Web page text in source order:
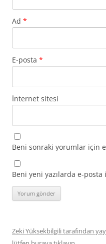
Ad *
E-posta *
İnternet sitesi
Beni sonraki yorumlar için
Beni yeni yazılarda e-
Zeki Yüksekbilgili tarafından